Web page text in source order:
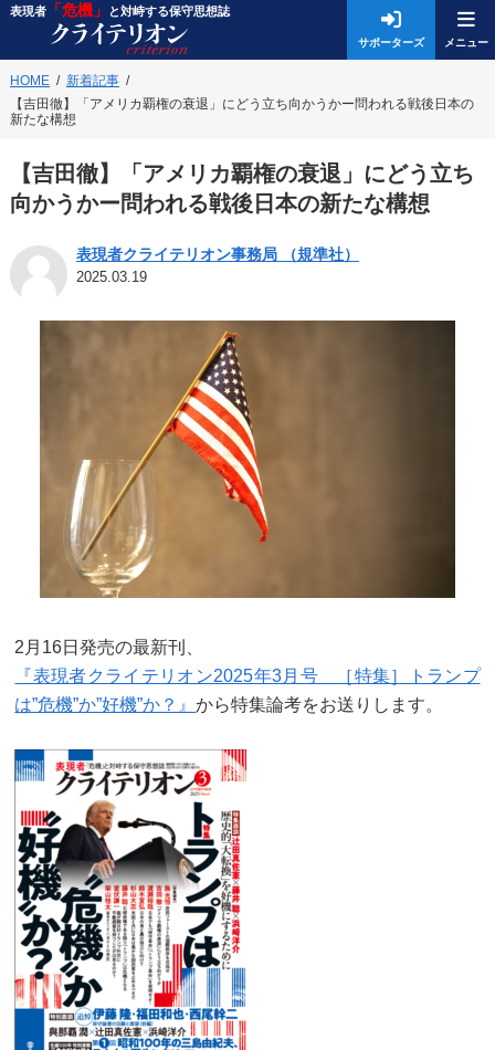
表現者「危機」 と対峙する保守思想誌
サポーターズ
HOME
新着記事
【吉田徹】「アメリカ覇権の衰退」にどう立ち向かうかー問われる戦後日本の
新たな構想
【吉田徹】「アメリカ覇権の衰退」にどう立ち
向かうかー問われる戦後日本の新たな構想
表現者クライテリオン事務局 （規準社）
2025.03.19
2月16日発売の最新刊、
『表現者クライテリオン2025年3月号 ［特集］トランプ
は”危機”か”好機”か？』から特集論考をお送りします。